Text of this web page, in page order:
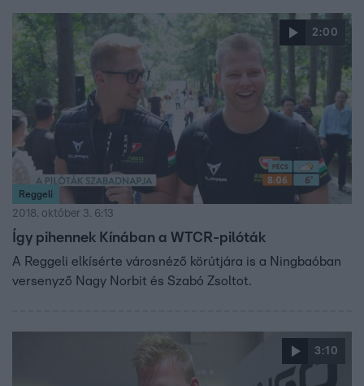
2:00
Reggeli
2018. október 3. 6:13
Így pihennek Kínában a WTCR-pilóták
A Reggeli elkísérte városnéző körútjára is a Ningbaóban
versenyző Nagy Norbit és Szabó Zsoltot.
3:10